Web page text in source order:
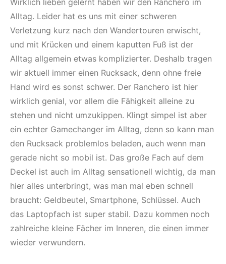
Wirklich lieben gelernt haben wir den Ranchero im
Alltag. Leider hat es uns mit einer schweren
Verletzung kurz nach den Wandertouren erwischt,
und mit Krücken und einem kaputten Fuß ist der
Alltag allgemein etwas komplizierter. Deshalb tragen
wir aktuell immer einen Rucksack, denn ohne freie
Hand wird es sonst schwer. Der Ranchero ist hier
wirklich genial, vor allem die Fähigkeit alleine zu
stehen und nicht umzukippen. Klingt simpel ist aber
ein echter Gamechanger im Alltag, denn so kann man
den Rucksack problemlos beladen, auch wenn man
gerade nicht so mobil ist. Das große Fach auf dem
Deckel ist auch im Alltag sensationell wichtig, da man
hier alles unterbringt, was man mal eben schnell
braucht: Geldbeutel, Smartphone, Schlüssel. Auch
das Laptopfach ist super stabil. Dazu kommen noch
zahlreiche kleine Fächer im Inneren, die einen immer
wieder verwundern.